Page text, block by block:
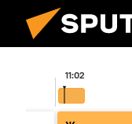
11:02